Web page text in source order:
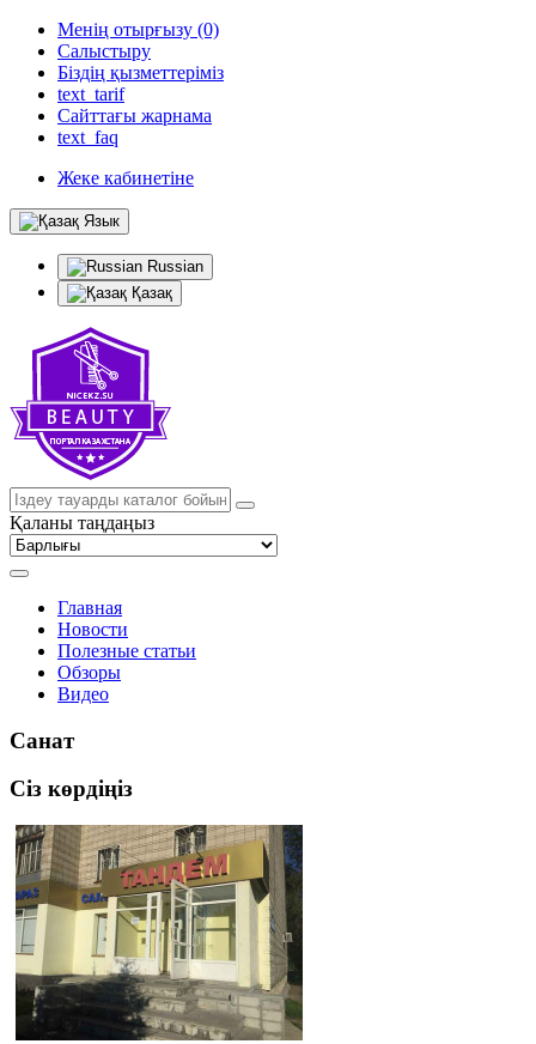
Менің отырғызу (0)
Салыстыру
Біздің қызметтеріміз
text_tarif
Сайттағы жарнама
text_faq
Жеке кабинетіне
Язык
Russian
Қазақ
Қаланы таңдаңыз
Главная
Новости
Полезные статьи
Обзоры
Видео
Санат
Сіз көрдіңіз